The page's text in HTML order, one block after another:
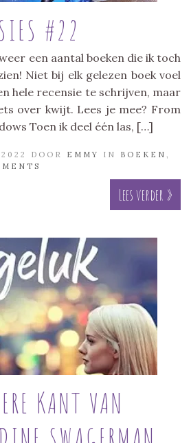
#22
een aantal boeken die ik toch
Niet bij elk gelezen boek voel
hele recensie te schrijven, maar
over kwijt. Lees je mee? From
Toen ik deel één las, […]
DOOR EMMY IN BOEKEN
Lees verder »
KANT VAN